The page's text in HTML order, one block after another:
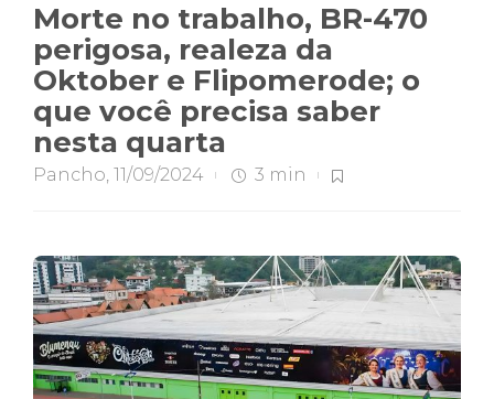
Morte no trabalho, BR-470
perigosa, realeza da
Oktober e Flipomerode; o
que você precisa saber
nesta quarta
Pancho, 11/09/2024 3 min